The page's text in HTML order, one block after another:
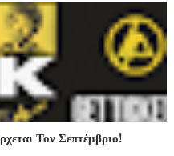
Τον Σεπτέμβριο!